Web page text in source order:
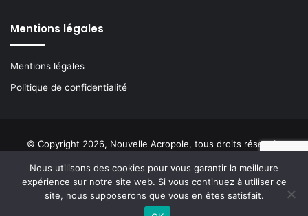
Mentions légales
Mentions légales
Politique de confidentialité
© Copyright 2026, Nouvelle Acropole, tous droits réservés
FacebookYouTubeInstagramBuzzsprout
Nous utilisons des cookies pour vous garantir la meilleure
expérience sur notre site web. Si vous continuez à utiliser ce
site, nous supposerons que vous en êtes satisfait.